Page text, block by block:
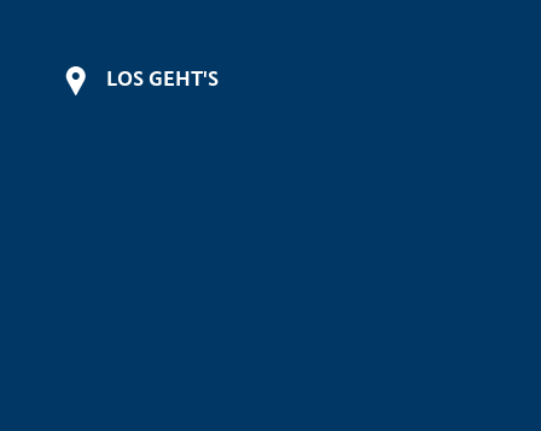
LOS GEHT'S